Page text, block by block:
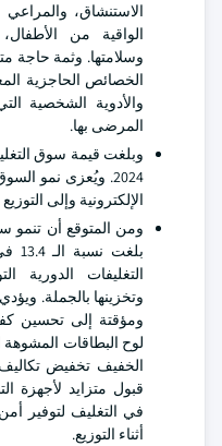
الاستنشاق،
الواقية من
وسلامتها. وثمة حاجة
الخصائص الحاجزية
والأدوية الشخصية
المرضى بها.
2024. ويُعزى نمو
الإلكترونية وإلى
ومن المتوقع أن تنمو
التغليفات الدورية
وتخزينها بالجملة.
ومؤقتة إلى تحسين
لوح البطاقات المشوهة
الخفيف تخفيض
قبول متزايد لأجهزة
في التغليف لتوفير
أثناء التوزيع.